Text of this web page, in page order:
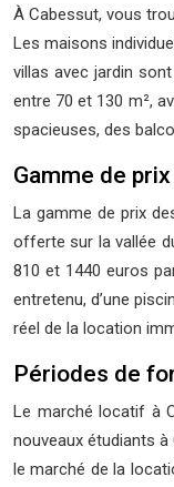
À Cabessut, vous
Les maisons
villas avec jardin
entre 70 et 130 m²,
spacieuses, des
Gamme de
La gamme de prix
offerte sur la vallée
810 et 1440 euros
entretenu, d’une
réel de la location
Périodes de
Le marché locatif à
nouveaux étudiants
le marché de la